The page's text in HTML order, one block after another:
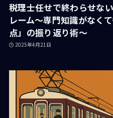
税理士任せで終わらせな
レーム〜専門知識がなく
点」の振り返り術〜
2025年4月21日